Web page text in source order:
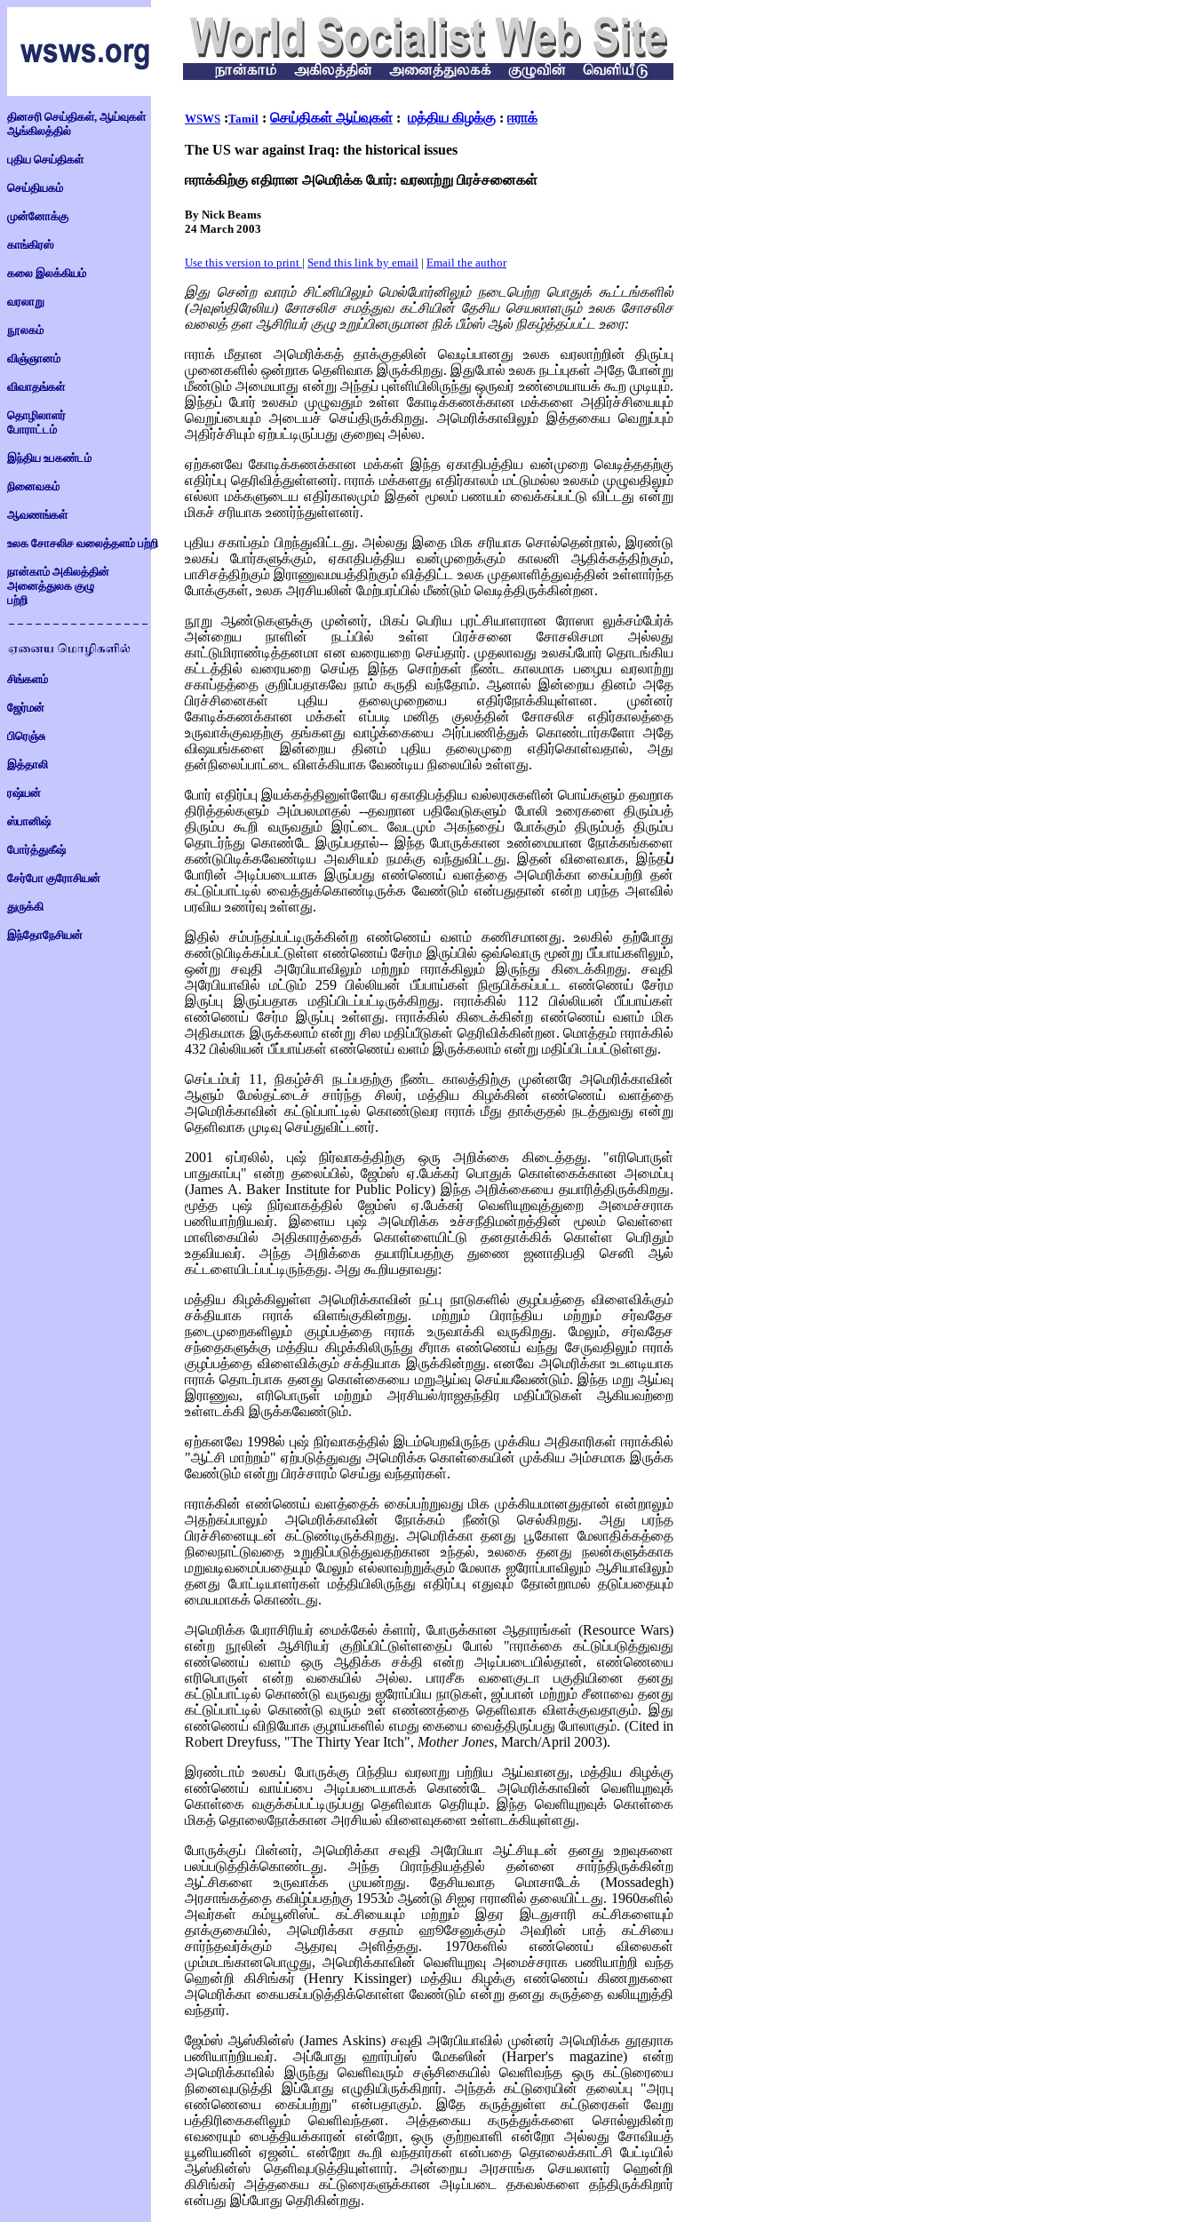
தினசரி செய்திகள், ஆய்வுகள்
ஆங்கிலத்தில்
புதிய செய்திகள்
செய்தியகம்
முன்னோக்கு
காங்கிரஸ்
கலை இலக்கியம்
வரலாறு
நூலகம்
விஞ்ஞானம்
விவாதங்கள்
தொழிலாளர்
போராட்டம்
இந்திய உபகண்டம்
நினைவகம்
ஆவணங்கள்
உலக சோசலிச வலைத்தளம் பற்றி
நான்காம் அகிலத்தின்
அனைத்துலக குழு
பற்றி
சிங்களம்
ஜேர்மன்
பிரெஞ்சு
இத்தாலி
ரஷ்யன்
ஸ்பானிஷ்
போர்த்துகீஷ்
சேர்போ குரோசியன்
துருக்கி
இந்தோநேசியன்
WSWS :Tamil : செய்திகள் ஆய்வுகள் : மத்திய கிழக்கு : ஈராக்
The US war against Iraq: the historical issues
ஈராக்கிற்கு எதிரான அமெரிக்க போர்: வரலாற்று பிரச்சனைகள்
By Nick Beams
24 March 2003
Use this version to print | Send this link by email | Email the author
இது சென்ற வாரம் சிட்னியிலும் மெல்போர்னிலும் நடைபெற்ற பொதுக் கூட்டங்களில்
(அவுஸ்திரேலிய) சோசலிச சமத்துவ கட்சியின் தேசிய செயலாளரும் உலக சோசலிச
வலைத் தள ஆசிரியர் குழு உறுப்பினருமான நிக் பீம்ஸ் ஆல் நிகழ்த்தப்பட்ட உரை:
ஈராக் மீதான அமெரிக்கத் தாக்குதலின் வெடிப்பானது உலக வரலாற்றின் திருப்பு
முனைகளில் ஒன்றாக தெளிவாக இருக்கிறது. இதுபோல் உலக நடப்புகள் அதே போன்று
மீண்டும் அமையாது என்று அந்தப் புள்ளியிலிருந்து ஒருவர் உண்மையாயக் கூற முடியும்.
இந்தப் போர் உலகம் முழுவதும் உள்ள கோடிக்கணக்கான மக்களை அதிர்ச்சியையும்
வெறுப்பையும் அடையச் செய்திருக்கிறது. அமெரிக்காவிலும் இத்தகைய வெறுப்பும்
அதிர்ச்சியும் ஏற்பட்டிருப்பது குறைவு அல்ல.
ஏற்கனவே கோடிக்கணக்கான மக்கள் இந்த ஏகாதிபத்திய வன்முறை வெடித்ததற்கு
எதிர்ப்பு தெரிவித்துள்ளனர். ஈராக் மக்களது எதிர்காலம் மட்டுமல்ல உலகம் முழுவதிலும்
எல்லா மக்களுடைய எதிர்காலமும் இதன் மூலம் பணயம் வைக்கப்பட்டு விட்டது என்று
மிகச் சரியாக உணர்ந்துள்ளனர்.
புதிய சகாப்தம் பிறந்துவிட்டது. அல்லது இதை மிக சரியாக சொல்தென்றால், இரண்டு
உலகப் போர்களுக்கும், ஏகாதிபத்திய வன்முறைக்கும் காலனி ஆதிக்கத்திற்கும்,
பாசிசத்திற்கும் இராணுவமயத்திற்கும் வித்திட்ட உலக முதலாளித்துவத்தின் உள்ளார்ந்த
போக்குகள், உலக அரசியலின் மேற்பரப்பில் மீண்டும் வெடித்திருக்கின்றன.
நூறு ஆண்டுகளுக்கு முன்னர், மிகப் பெரிய புரட்சியாளரான ரோஸா லுக்சம்பேர்க்
அன்றைய நாளின் நடப்பில் உள்ள பிரச்சனை சோசலிசமா அல்லது
காட்டுமிராண்டித்தனமா என வரையறை செய்தார். முதலாவது உலகப்போர் தொடங்கிய
கட்டத்தில் வரையறை செய்த இந்த சொற்கள் நீண்ட காலமாக பழைய வரலாற்று
சகாப்தத்தை குறிப்பதாகவே நாம் கருதி வந்தோம். ஆனால் இன்றைய தினம் அதே
பிரச்சினைகள் புதிய தலைமுறையை எதிர்நோக்கியுள்ளன. முன்னர்
கோடிக்கணக்கான மக்கள் எப்படி மனித குலத்தின் சோசலிச எதிர்காலத்தை
உருவாக்குவதற்கு தங்களது வாழ்க்கையை அர்ப்பணித்துக் கொண்டார்களோ அதே
விஷயங்களை இன்றைய தினம் புதிய தலைமுறை எதிர்கொள்வதால், அது
தன்நிலைப்பாட்டை விளக்கியாக வேண்டிய நிலையில் உள்ளது.
போர் எதிர்ப்பு இயக்கத்தினுள்ளேயே ஏகாதிபத்திய வல்லரசுகளின் பொய்களும் தவறாக
திரித்தல்களும் அம்பலமாதல் --தவறான பதிவேடுகளும் போலி உரைகளை திரும்பத்
திரும்ப கூறி வருவதும் இரட்டை வேடமும் அகந்தைப் போக்கும் திரும்பத் திரும்ப
தொடர்ந்து கொண்டே இருப்பதால்-- இந்த போருக்கான உண்மையான நோக்கங்களை
கண்டுபிடிக்கவேண்டிய அவசியம் நமக்கு வந்துவிட்டது. இதன் விளைவாக, இந்தப்
போரின் அடிப்படையாக இருப்பது எண்ணெய் வளத்தை அமெரிக்கா கைப்பற்றி தன்
கட்டுப்பாட்டில் வைத்துக்கொண்டிருக்க வேண்டும் என்பதுதான் என்ற பரந்த அளவில்
பரவிய உணர்வு உள்ளது.
இதில் சம்பந்தப்பட்டிருக்கின்ற எண்ணெய் வளம் கணிசமானது. உலகில் தற்போது
கண்டுபிடிக்கப்பட்டுள்ள எண்ணெய் சேர்ம இருப்பில் ஒவ்வொரு மூன்று பீப்பாய்களிலும்,
ஒன்று சவுதி அரேபியாவிலும் மற்றும் ஈராக்கிலும் இருந்து கிடைக்கிறது. சவுதி
அரேபியாவில் மட்டும் 259 பில்லியன் பீப்பாய்கள் நிரூபிக்கப்பட்ட எண்ணெய் சேர்ம
இருப்பு இருப்பதாக மதிப்பிடப்பட்டிருக்கிறது. ஈராக்கில் 112 பில்லியன் பீப்பாய்கள்
எண்ணெய் சேர்ம இருப்பு உள்ளது. ஈராக்கில் கிடைக்கின்ற எண்ணெய் வளம் மிக
அதிகமாக இருக்கலாம் என்று சில மதிப்பீடுகள் தெரிவிக்கின்றன. மொத்தம் ஈராக்கில்
432 பில்லியன் பீப்பாய்கள் எண்ணெய் வளம் இருக்கலாம் என்று மதிப்பிடப்பட்டுள்ளது.
செப்டம்பர் 11, நிகழ்ச்சி நடப்பதற்கு நீண்ட காலத்திற்கு முன்னரே அமெரிக்காவின்
ஆளும் மேல்தட்டைச் சார்ந்த சிலர், மத்திய கிழக்கின் எண்ணெய் வளத்தை
அமெரிக்காவின் கட்டுப்பாட்டில் கொண்டுவர ஈராக் மீது தாக்குதல் நடத்துவது என்று
தெளிவாக முடிவு செய்துவிட்டனர்.
2001 ஏப்ரலில், புஷ் நிர்வாகத்திற்கு ஒரு அறிக்கை கிடைத்தது. "எரிபொருள்
பாதுகாப்பு" என்ற தலைப்பில், ஜேம்ஸ் ஏ.பேக்கர் பொதுக் கொள்கைக்கான அமைப்பு
(James A. Baker Institute for Public Policy) இந்த அறிக்கையை தயாரித்திருக்கிறது.
மூத்த புஷ் நிர்வாகத்தில் ஜேம்ஸ் ஏ.பேக்கர் வெளியுறவுத்துறை அமைச்சராக
பணியாற்றியவர். இளைய புஷ் அமெரிக்க உச்சநீதிமன்றத்தின் மூலம் வெள்ளை
மாளிகையில் அதிகாரத்தைக் கொள்ளையிட்டு தனதாக்கிக் கொள்ள பெரிதும்
உதவியவர். அந்த அறிக்கை தயாரிப்பதற்கு துணை ஜனாதிபதி செனி ஆல்
கட்டளையிடப்பட்டிருந்தது. அது கூறியதாவது:
மத்திய கிழக்கிலுள்ள அமெரிக்காவின் நட்பு நாடுகளில் குழப்பத்தை விளைவிக்கும்
சக்தியாக ஈராக் விளங்குகின்றது. மற்றும் பிராந்திய மற்றும் சர்வதேச
நடைமுறைகளிலும் குழப்பத்தை ஈராக் உருவாக்கி வருகிறது. மேலும், சர்வதேச
சந்தைகளுக்கு மத்திய கிழக்கிலிருந்து சீராக எண்ணெய் வந்து சேருவதிலும் ஈராக்
குழப்பத்தை விளைவிக்கும் சக்தியாக இருக்கின்றது. எனவே அமெரிக்கா உடனடியாக
ஈராக் தொடர்பாக தனது கொள்கையை மறுஆய்வு செய்யவேண்டும். இந்த மறு ஆய்வு
இராணுவ, எரிபொருள் மற்றும் அரசியல்/ராஜதந்திர மதிப்பீடுகள் ஆகியவற்றை
உள்ளடக்கி இருக்கவேண்டும்.
ஏற்கனவே 1998ல் புஷ் நிர்வாகத்தில் இடம்பெறவிருந்த முக்கிய அதிகாரிகள் ஈராக்கில்
"ஆட்சி மாற்றம்" ஏற்படுத்துவது அமெரிக்க கொள்கையின் முக்கிய அம்சமாக இருக்க
வேண்டும் என்று பிரச்சாரம் செய்து வந்தார்கள்.
ஈராக்கின் எண்ணெய் வளத்தைக் கைப்பற்றுவது மிக முக்கியமானதுதான் என்றாலும்
அதற்கப்பாலும் அமெரிக்காவின் நோக்கம் நீண்டு செல்கிறது. அது பரந்த
பிரச்சினையுடன் கட்டுண்டிருக்கிறது. அமெரிக்கா தனது பூகோள மேலாதிக்கத்தை
நிலைநாட்டுவதை உறுதிப்படுத்துவதற்கான உந்தல், உலகை தனது நலன்களுக்காக
மறுவடிவமைப்பதையும் மேலும் எல்லாவற்றுக்கும் மேலாக ஐரோப்பாவிலும் ஆசியாவிலும்
தனது போட்டியாளர்கள் மத்தியிலிருந்து எதிர்ப்பு எதுவும் தோன்றாமல் தடுப்பதையும்
மையமாகக் கொண்டது.
அமெரிக்க பேராசிரியர் மைக்கேல் க்ளார், போருக்கான ஆதாரங்கள் (Resource Wars)
என்ற நூலின் ஆசிரியர் குறிப்பிட்டுள்ளதைப் போல் "ஈராக்கை கட்டுப்படுத்துவது
எண்ணெய் வளம் ஒரு ஆதிக்க சக்தி என்ற அடிப்படையில்தான், எண்ணெயை
எரிபொருள் என்ற வகையில் அல்ல. பாரசீக வளைகுடா பகுதியினை தனது
கட்டுப்பாட்டில் கொண்டு வருவது ஐரோப்பிய நாடுகள், ஜப்பான் மற்றும் சீனாவை தனது
கட்டுப்பாட்டில் கொண்டு வரும் உள் எண்ணத்தை தெளிவாக விளக்குவதாகும். இது
எண்ணெய் விநியோக குழாய்களில் எமது கையை வைத்திருப்பது போலாகும். (Cited in
Robert Dreyfuss, "The Thirty Year Itch", Mother Jones, March/April 2003).
இரண்டாம் உலகப் போருக்கு பிந்திய வரலாறு பற்றிய ஆய்வானது, மத்திய கிழக்கு
எண்ணெய் வாய்ப்பை அடிப்படையாகக் கொண்டே அமெரிக்காவின் வெளியுறவுக்
கொள்கை வகுக்கப்பட்டிருப்பது தெளிவாக தெரியும். இந்த வெளியுறவுக் கொள்கை
மிகத் தொலைநோக்கான அரசியல் விளைவுகளை உள்ளடக்கியுள்ளது.
போருக்குப் பின்னர், அமெரிக்கா சவுதி அரேபியா ஆட்சியுடன் தனது உறவுகளை
பலப்படுத்திக்கொண்டது. அந்த பிராந்தியத்தில் தன்னை சார்ந்திருக்கின்ற
ஆட்சிகளை உருவாக்க முயன்றது. தேசியவாத மொசாடேக் (Mossadegh)
அரசாங்கத்தை கவிழ்ப்பதற்கு 1953ம் ஆண்டு சிஐஏ ஈரானில் தலையிட்டது. 1960களில்
அவர்கள் கம்யூனிஸ்ட் கட்சியையும் மற்றும் இதர இடதுசாரி கட்சிகளையும்
தாக்குகையில், அமெரிக்கா சதாம் ஹூசேனுக்கும் அவரின் பாத் கட்சியை
சார்ந்தவர்க்கும் ஆதரவு அளித்தது. 1970களில் எண்ணெய் விலைகள்
மும்மடங்கானபொழுது, அமெரிக்காவின் வெளியுறவு அமைச்சராக பணியாற்றி வந்த
ஹென்றி கிசிங்கர் (Henry Kissinger) மத்திய கிழக்கு எண்ணெய் கிணறுகளை
அமெரிக்கா கையகப்படுத்திக்கொள்ள வேண்டும் என்று தனது கருத்தை வலியுறுத்தி
வந்தார்.
ஜேம்ஸ் ஆஸ்கின்ஸ் (James Askins)சவுதி அரேபியாவில் முன்னர் அமெரிக்க தூதராக
பணியாற்றியவர். அப்போது ஹார்பர்ஸ் மேகஸின் (Harper's magazine) என்ற
அமெரிக்காவில் இருந்து வெளிவரும் சஞ்சிகையில் வெளிவந்த ஒரு கட்டுரையை
நினைவுபடுத்தி இப்போது எழுதியிருக்கிறார். அந்தக் கட்டுரையின் தலைப்பு "அரபு
எண்ணெயை கைப்பற்று" என்பதாகும். இதே கருத்துள்ள கட்டுரைகள் வேறு
பத்திரிகைகளிலும் வெளிவந்தன. அத்தகைய கருத்துக்களை சொல்லுகின்ற
எவரையும் பைத்தியக்காரன் என்றோ, ஒரு குற்றவாளி என்றோ அல்லது சோவியத்
யூனியனின் ஏஜன்ட் என்றோ கூறி வந்தார்கள் என்பதை தொலைக்காட்சி பேட்டியில்
ஆஸ்கின்ஸ் தெளிவுபடுத்தியுள்ளார். அன்றைய அரசாங்க செயலாளர் ஹென்றி
கிசிங்கர் அத்தகைய கட்டுரைகளுக்கான அடிப்படை தகவல்களை தந்திருக்கிறார்
என்பது இப்போது தெரிகின்றது.